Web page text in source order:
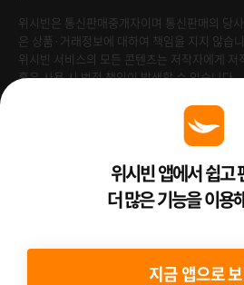
위시빈은 통신판매중개자이며 통신판매의 당
은 상품·거래정보에 대하여 책임을 지지 않습니
위시빈 서비스의 모든 콘텐츠는 저작자에게
혹은 사용 시 법적 책임이 발생할 수 있습니다.
Venture Enterprise위시빈 앱에서 쉽고
더 많은 기능을 이용
지금 앱으로